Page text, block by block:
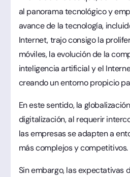
al panorama tecnológico y
avance de la tecnología,
Internet, trajo consigo la
móviles, la evolución de la
inteligencia artificial y el
creando un entorno propicio
En este sentido, la
digitalización, al requerir
las empresas se adapten a
más complejos y competitivos.
Sin embargo, las expectativas